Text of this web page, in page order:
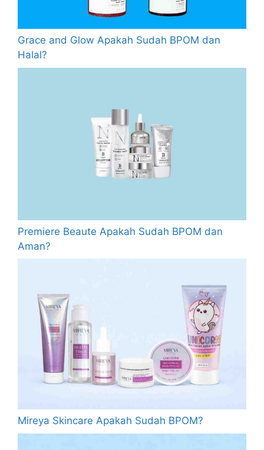
Grace and Glow Apakah Sudah BPOM dan
Halal?
Premiere Beaute Apakah Sudah BPOM dan
Aman?
Mireya Skincare Apakah Sudah BPOM?